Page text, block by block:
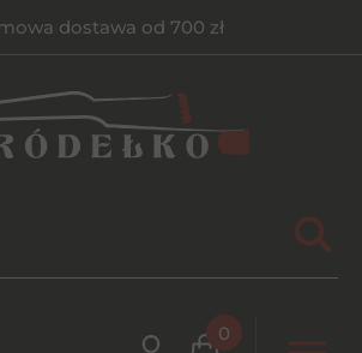
dostawa od 700 zł
0